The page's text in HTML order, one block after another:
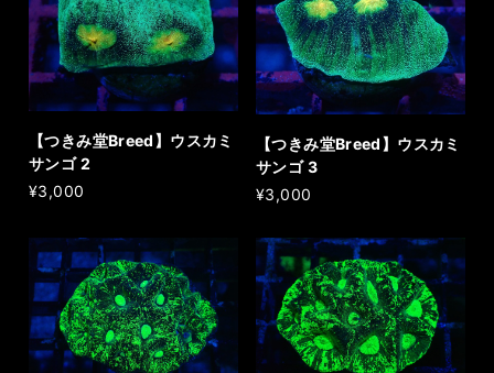
【つきみ堂Breed】ウスカミ
サンゴ 2
¥3,000
【つきみ堂Breed】ウスカミ
サンゴ 3
¥3,000